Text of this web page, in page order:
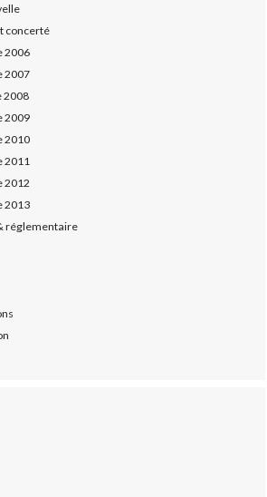
concerté
2006
2007
2008
2009
2010
2011
2012
2013
réglementaire